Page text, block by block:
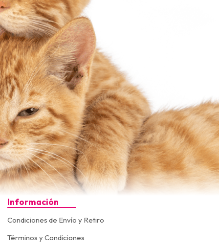
Información
Condiciones de Envío y Retiro
Términos y Condiciones